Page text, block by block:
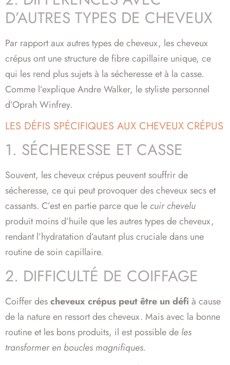
D’AUTRES TYPES DE CHEVEUX
Par rapport aux autres types de cheveux, les cheveux
crépus ont une structure de fibre capillaire unique, ce
qui les rend plus sujets à la sécheresse et à la casse.
Comme l’explique Andre Walker, le styliste personnel
d’Oprah Winfrey.
LES DÉFIS SPÉCIFIQUES AUX CHEVEUX CRÉPUS
1. SÉCHERESSE ET CASSE
Souvent, les cheveux crépus peuvent souffrir de
sécheresse, ce qui peut provoquer des cheveux secs et
cassants. C’est en partie parce que le cuir chevelu
produit moins d’huile que les autres types de cheveux,
rendant l’hydratation d’autant plus cruciale dans une
routine de soin capillaire.
2. DIFFICULTÉ DE COIFFAGE
Coiffer descheveux crépus peut être un défi à cause
de la nature en ressort des cheveux. Mais avec la bonne
routine et les bons produits, il est possible de les
transformer en boucles magnifiques.